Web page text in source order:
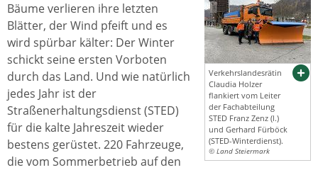
Verkehrslandesrätin
Claudia Holzer
flankiert vom Leiter
der Fachabteilung
STED Franz Zenz (l.)
und Gerhard Fürböck
(STED-Winterdienst).
© Land Steiermark
Bäume verlieren ihre letzten
Blätter, der Wind pfeift und es
wird spürbar kälter: Der Winter
schickt seine ersten Vorboten
durch das Land. Und wie natürlich
jedes Jahr ist der
Straßenerhaltungsdienst (STED)
für die kalte Jahreszeit wieder
bestens gerüstet. 220 Fahrzeuge,
die vom Sommerbetrieb auf den